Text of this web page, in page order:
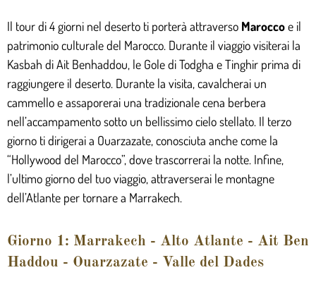
Il tour di 4 giorni nel deserto ti porterà attraverso Maroccoe il
patrimonio culturale del Marocco. Durante il viaggio visiterai la
Kasbah di Ait Benhaddou, le Gole di Todgha e Tinghir prima di
raggiungere il deserto. Durante la visita, cavalcherai un
cammello e assaporerai una tradizionale cena berbera
nell’accampamento sotto un bellissimo cielo stellato. Il terzo
giorno ti dirigerai a Ouarzazate, conosciuta anche come la
“Hollywood del Marocco”, dove trascorrerai la notte. Infine,
l’ultimo giorno del tuo viaggio, attraverserai le montagne
dell’Atlante per tornare a Marrakech.
Giorno 1: Marrakech - Alto Atlante - Ait Ben
Haddou - Ouarzazate - Valle del Dades